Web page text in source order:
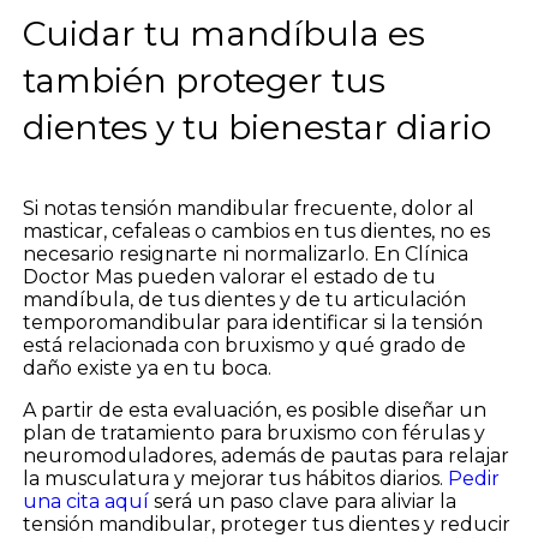
Cuidar tu mandíbula es
también proteger tus
dientes y tu bienestar diario
Si notas tensión mandibular frecuente, dolor al
masticar, cefaleas o cambios en tus dientes, no es
necesario resignarte ni normalizarlo. En Clínica
Doctor Mas pueden valorar el estado de tu
mandíbula, de tus dientes y de tu articulación
temporomandibular para identificar si la tensión
está relacionada con bruxismo y qué grado de
daño existe ya en tu boca.
A partir de esta evaluación, es posible diseñar un
plan de tratamiento para bruxismo con férulas y
neuromoduladores, además de pautas para relajar
la musculatura y mejorar tus hábitos diarios. Pedir
una cita aquíserá un paso clave para aliviar la
tensión mandibular, proteger tus dientes y reducir